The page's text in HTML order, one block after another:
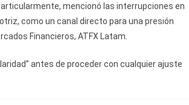
mencionó las interrupciones en
como un canal directo para una presión
Financieros, ATFX Latam.
antes de proceder con cualquier ajuste